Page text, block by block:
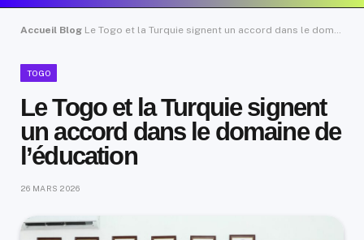
Accueil Blog Le Togo et la Turquie signent un accord dans le domaine de l’éducation
TOGO
Le Togo et la Turquie signent
un accord dans le domaine de
l’éducation
26 MARS 2026